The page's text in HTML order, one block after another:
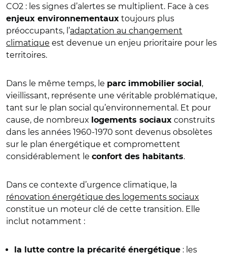
CO2 : les signes d’alertes se multiplient. Face à ces
enjeux environnementaux toujours plus
préoccupants, l’adaptation au changement
climatique est devenue un enjeu prioritaire pour les
territoires.
Dans le même temps, le parc immobilier social ,
vieillissant, représente une véritable problématique,
tant sur le plan social qu’environnemental. Et pour
cause, de nombreux
logements sociaux construits
dans les années 1960-1970 sont devenus obsolètes
sur le plan énergétique et compromettent
considérablement le confort des habitants.
Dans ce contexte d’urgence climatique, la
rénovation énergétique des logements sociaux
constitue un moteur clé de cette transition. Elle
inclut notamment :
la lutte contre la précarité énergétique : les